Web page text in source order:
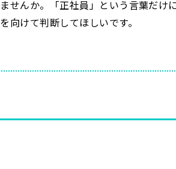
せんか。「正社員」という言葉だけ
向けて判断してほしいです。